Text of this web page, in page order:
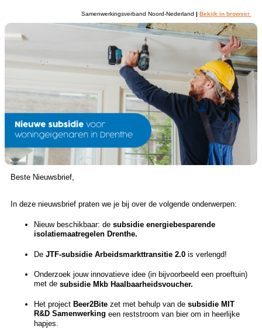
Samenwerkingsverband Noord-Nederland | Bekijk in browser
Beste Nieuwsbrief,
In deze nieuwsbrief praten we je bij over de volgende onderwerpen:
Nieuw beschikbaar: de subsidie energiebesparende
isolatiemaatregelen Drenthe.
De JTF-subsidie Arbeidsmarkttransitie 2.0 is verlengd!
Onderzoek jouw innovatieve idee (in bijvoorbeeld een proeftuin)
met de subsidie Mkb Haalbaarheidsvoucher.
Het project Beer2Bite zet met behulp van de subsidie MIT
R&D Samenwerking een reststroom van bier om in heerlijke
hapjes.